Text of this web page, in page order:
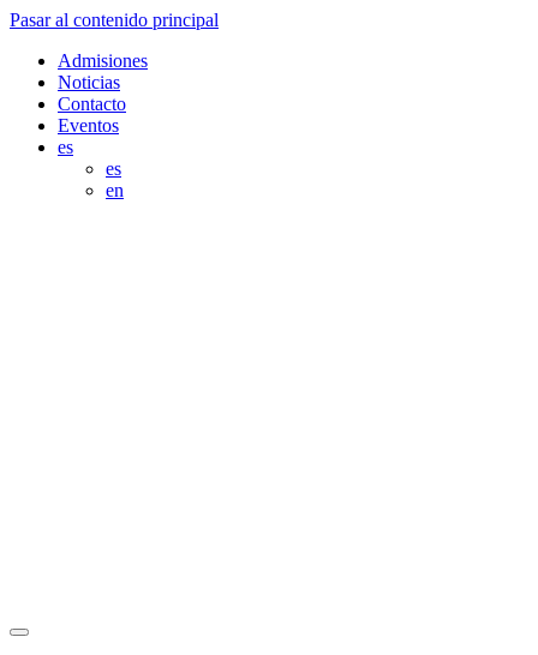
Pasar al contenido principal
Admisiones
Noticias
Contacto
Eventos
es
es
en